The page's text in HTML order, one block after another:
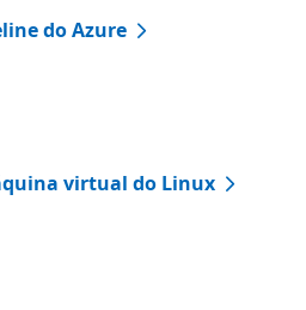
do Azure
virtual do Linux